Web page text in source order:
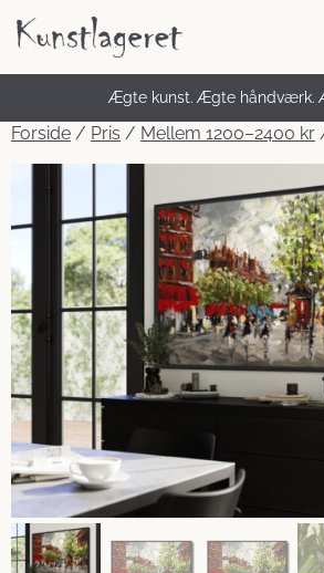
Ægte kunst. Ægte håndværk.
4,6 ★ på Trustpilot – tusindvis
Forside / Pris / Mellem 1200–2400 kr